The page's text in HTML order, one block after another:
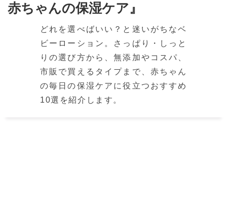
赤ちゃんの保湿ケア』
どれを選べばいい？と迷いがちなベ
ビーローション。さっぱり・しっと
りの選び方から、無添加やコスパ、
市販で買えるタイプまで、赤ちゃん
の毎日の保湿ケアに役立つおすすめ
10選を紹介します。